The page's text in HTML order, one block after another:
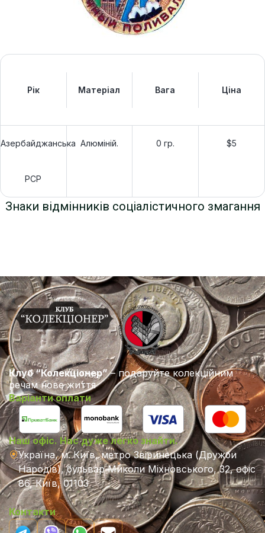
Рік Матеріал Вага Ціна
Азербайджанська
РСР
Алюміній. 0 гр. $5
Знаки відмінників соціалістичного змагання
Клуб “Колекціонер”– подаруйте колекційним
речам нове життя
Варіанти оплати
Наш офіс. Нас дуже легко знайти.
Україна, м. Київ, метро Звіринецька (Дружби
Народів), бульвар Миколи Міхновського, 32, офіс
86, Київ, 01103
Контакти